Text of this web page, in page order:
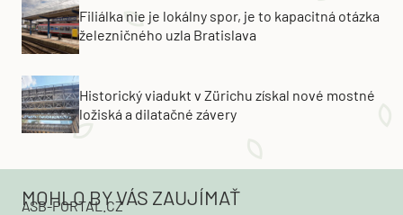
Filiálka nie je lokálny spor, je to kapacitná otázka
železničného uzla Bratislava
Historický viadukt v Zürichu získal nové mostné
ložiská a dilatačné závery
MOHLO BY VÁS ZAUJÍMAŤ
ASB-PORTAL.CZ